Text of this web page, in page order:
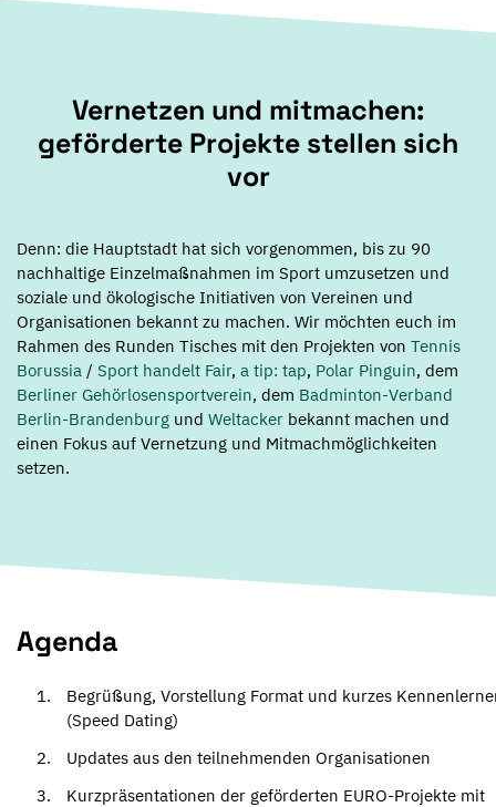
Vernetzen und mitmachen:
geförderte Projekte stellen sich
vor
Denn: die Hauptstadt hat sich vorgenommen, bis zu 90
nachhaltige Einzelmaßnahmen im Sport umzusetzen und
soziale und ökologische Initiativen von Vereinen und
Organisationen bekannt zu machen. Wir möchten euch im
Rahmen des Runden Tisches mit den Projekten von Tennis
Borussia / Sport handelt Fair, a tip: tap, Polar Pinguin, dem
Berliner Gehörlosensportverein, dem Badminton-Verband
Berlin-Brandenburg und Weltacker bekannt machen und
einen Fokus auf Vernetzung und Mitmachmöglichkeiten
setzen.
Agenda
Begrüßung, Vorstellung Format und kurzes
(Speed Dating)
Updates aus den teilnehmenden Organisationen
Kurzpräsentationen der geförderten EURO-Projekte mit